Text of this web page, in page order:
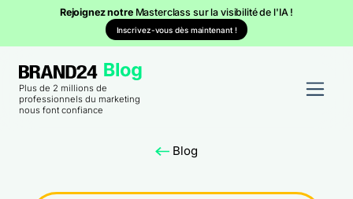
Rejoignez notre Masterclass sur la visibilité de l'IA !
Inscrivez-vous dès maintenant !
Plus de 2 millions de
professionnels du marketing
nous font confiance
Blog